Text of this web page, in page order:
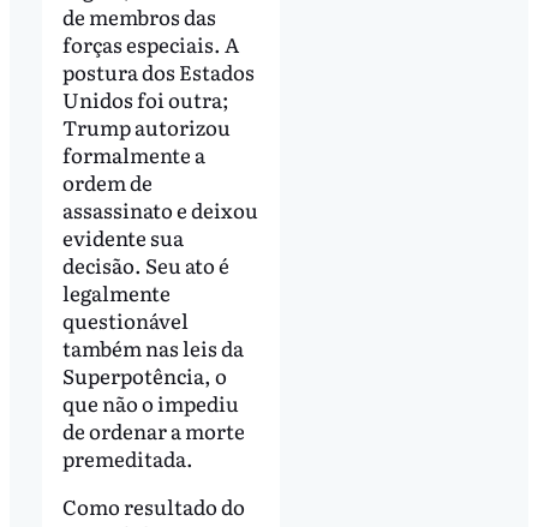
de membros das
forças especiais. A
postura dos Estados
Unidos foi outra;
Trump autorizou
formalmente a
ordem de
assassinato e deixou
evidente sua
decisão. Seu ato é
legalmente
questionável
também nas leis da
Superpotência, o
que não o impediu
de ordenar a morte
premeditada.
Como resultado do